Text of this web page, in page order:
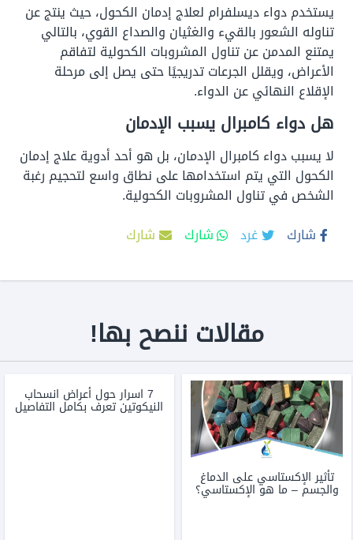
يستخدم دواء ديسلفرام لعلاج إدمان الكحول، حيث ينتج عن
تناوله الشعور بالقيء والغثيان والصداع القوي، بالتالي
يمتنع المدمن عن تناول المشروبات الكحولية لتفاقم
الأعراض، ويقلل الجرعات تدريجيًا حتى يصل إلى مرحلة
الإقلاع النهائي عن الدواء.
هل دواء كامبرال يسبب الإدمان
لا يسبب دواء كامبرال الإدمان، بل هو أحد أدوية علاج إدمان
الكحول التي يتم استخدامها على نطاق واسع لتحجيم رغبة
الشخص في تناول المشروبات الكحولية.
شارك
غرد شارك شارك
مقالات ننصح بها!
تأثير الإكستاسي على الدماغ
والجسم – ما هو الإكستاسي؟
7 اسرار حول أعراض انسحاب
النيكوتين تعرف بكامل التفاصيل